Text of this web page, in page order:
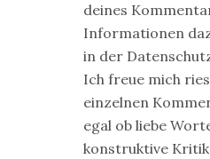
deines
Informationen
in der
Ich freue mich
einzelnen
egal ob liebe
konstruktive